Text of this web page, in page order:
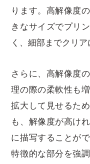
ります。高解像度
きなサイズでプリ
く、細部までクリア
さらに、高解像度
理の際の柔軟性も
拡大して見せるた
も、解像度が高け
に描写することが
特徴的な部分を強